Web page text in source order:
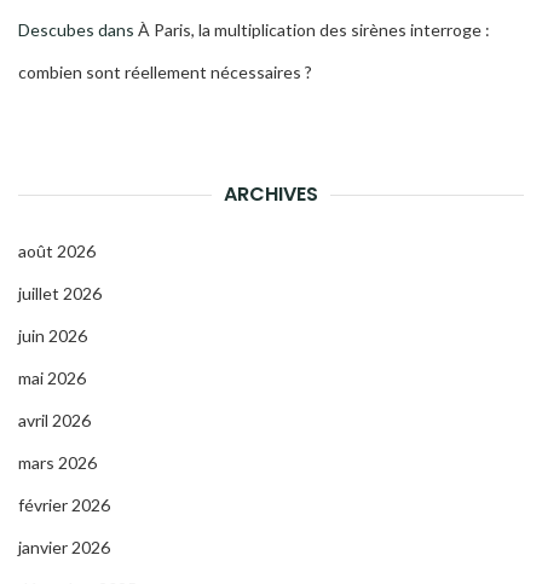
Descubes dans À Paris, la multiplication des sirènes interroge :
combien sont réellement nécessaires ?
ARCHIVES
août 2026
juillet 2026
juin 2026
mai 2026
avril 2026
mars 2026
février 2026
janvier 2026